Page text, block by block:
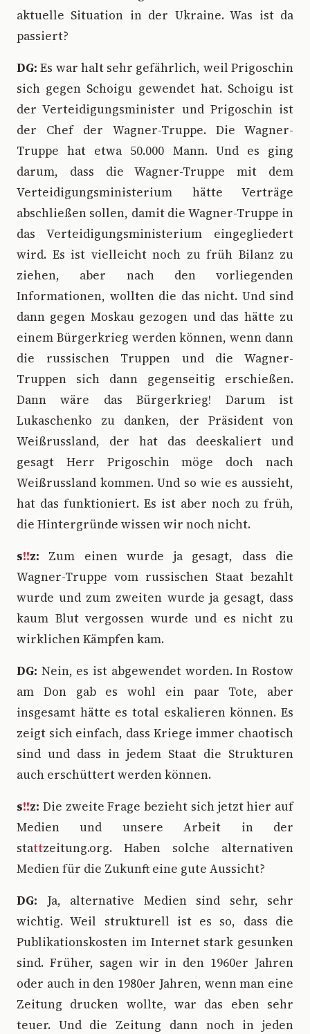
aktuelle Situation in der Ukraine. Was ist da
passiert?
DG: Es war halt sehr gefährlich, weil Prigoschin
sich gegen Schoigu gewendet hat. Schoigu ist
der Verteidigungsminister und Prigoschin ist
der Chef der Wagner-Truppe. Die Wagner-
Truppe hat etwa 50.000 Mann. Und es ging
darum, dass die Wagner-Truppe mit dem
Verteidigungsministerium hätte Verträge
abschließen sollen, damit die Wagner-Truppe in
das Verteidigungsministerium eingegliedert
wird. Es ist vielleicht noch zu früh Bilanz zu
ziehen, aber nach den vorliegenden
Informationen, wollten die das nicht. Und sind
dann gegen Moskau gezogen und das hätte zu
einem Bürgerkrieg werden können, wenn dann
die russischen Truppen und die Wagner-
Truppen sich dann gegenseitig erschießen.
Dann wäre das Bürgerkrieg! Darum ist
Lukaschenko zu danken, der Präsident von
Weißrussland, der hat das deeskaliert und
gesagt Herr Prigoschin möge doch nach
Weißrussland kommen. Und so wie es aussieht,
hat das funktioniert. Es ist aber noch zu früh,
die Hintergründe wissen wir noch nicht.
s!!z: Zum einen wurde ja gesagt, dass die
Wagner-Truppe vom russischen Staat bezahlt
wurde und zum zweiten wurde ja gesagt, dass
kaum Blut vergossen wurde und es nicht zu
wirklichen Kämpfen kam.
DG: Nein, es ist abgewendet worden. In Rostow
am Don gab es wohl ein paar Tote, aber
insgesamt hätte es total eskalieren können. Es
zeigt sich einfach, dass Kriege immer chaotisch
sind und dass in jedem Staat die Strukturen
auch erschüttert werden können.
s!!z: Die zweite Frage bezieht sich jetzt hier auf
Medien und unsere Arbeit in der
stattzeitung.org. Haben solche alternativen
Medien für die Zukunft eine gute Aussicht?
DG: Ja, alternative Medien sind sehr, sehr
wichtig. Weil strukturell ist es so, dass die
Publikationskosten im Internet stark gesunken
sind. Früher, sagen wir in den 1960er Jahren
oder auch in den 1980er Jahren, wenn man eine
Zeitung drucken wollte, war das eben sehr
teuer. Und die Zeitung dann noch in jeden